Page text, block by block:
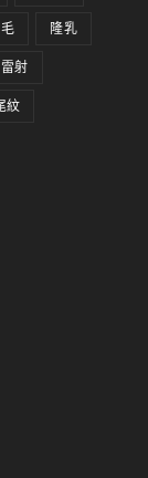
隆乳
雷射
紋